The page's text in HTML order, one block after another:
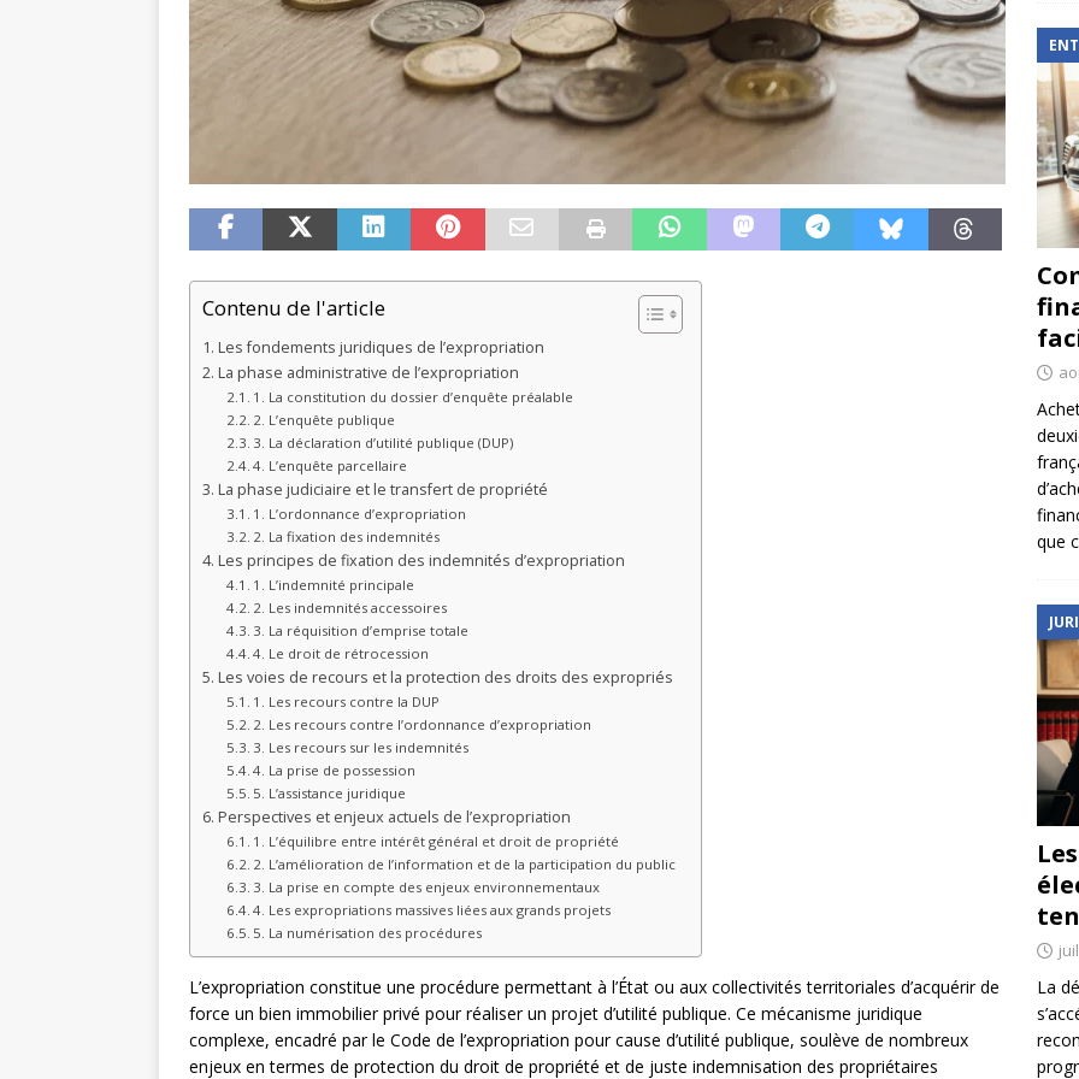
Contenu de l'article
Les fondements juridiques de l’expropriation
La phase administrative de l’expropriation
1. La constitution du dossier d’enquête préalable
2. L’enquête publique
3. La déclaration d’utilité publique (DUP)
4. L’enquête parcellaire
La phase judiciaire et le transfert de propriété
1. L’ordonnance d’expropriation
2. La fixation des indemnités
Les principes de fixation des indemnités d’expropriation
1. L’indemnité principale
2. Les indemnités accessoires
3. La réquisition d’emprise totale
4. Le droit de rétrocession
Les voies de recours et la protection des droits des expropriés
1. Les recours contre la DUP
2. Les recours contre l’ordonnance d’expropriation
3. Les recours sur les indemnités
4. La prise de possession
5. L’assistance juridique
Perspectives et enjeux actuels de l’expropriation
1. L’équilibre entre intérêt général et droit de propriété
2. L’amélioration de l’information et de la participation du public
3. La prise en compte des enjeux environnementaux
4. Les expropriations massives liées aux grands projets
5. La numérisation des procédures
L’expropriation constitue une procédure permettant à l’État ou aux collectivités territoriales d’acquérir de
force un bien immobilier privé pour réaliser un projet d’utilité publique. Ce mécanisme juridique
complexe, encadré par le Code de l’expropriation pour cause d’utilité publique, soulève de nombreux
enjeux en termes de protection du droit de propriété et de juste indemnisation des propriétaires
que
La